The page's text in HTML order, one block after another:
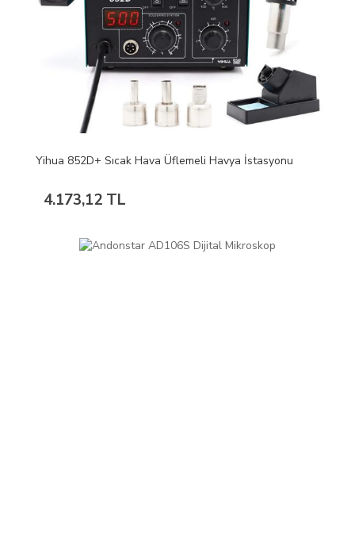
Yihua 852D+ Sıcak Hava Üflemeli Havya İstasyonu
4.173,12 TL